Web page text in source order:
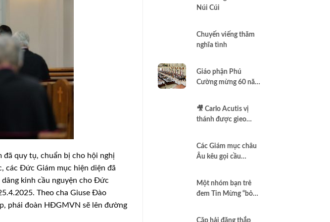
đã quy tụ, chuẩn bị cho hội nghị
các Đức Giám mục hiện diện đã
kinh cầu nguyện cho Đức
Theo cha Giuse Đào
phái đoàn HĐGMVN sẽ lên đường
Núi Cúi
Chuyến viếng thăm
nghĩa tình
Giáo phận Phú
Cường mừng 60 năm
🎥 Carlo Acutis vị
thánh được gieo
2025 | #15
Các Giám mục châu
Âu kêu gọi cầu
Một nhóm bạn trẻ
đem Tin Mừng “bỏ